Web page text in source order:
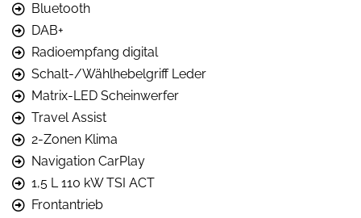
Bluetooth
DAB+
Radioempfang digital
Schalt-/Wählhebelgriff Leder
Matrix-LED Scheinwerfer
Travel Assist
2-Zonen Klima
Navigation CarPlay
1,5 L 110 kW TSI ACT
Frontantrieb